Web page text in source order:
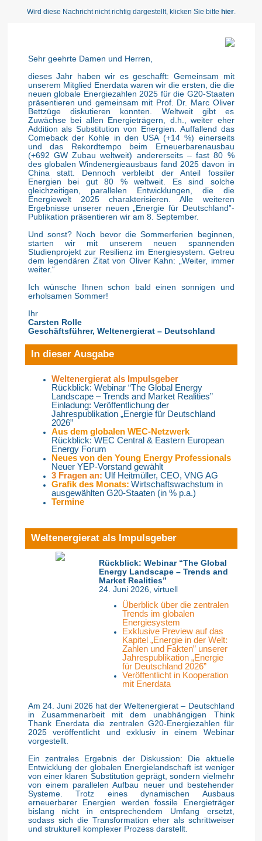
Wird diese Nachricht nicht richtig dargestellt, klicken Sie bitte hier.
Sehr geehrte Damen und Herren,
dieses Jahr haben wir es geschafft: Gemeinsam mit
unserem Mitglied Enerdata waren wir die ersten, die die
neuen globale Energiezahlen 2025 für die G20-Staaten
präsentieren und gemeinsam mit Prof. Dr. Marc Oliver
Bettzüge diskutieren konnten. Weltweit gibt es
Zuwächse bei allen Energieträgern, d.h., weiter eher
Addition als Substitution von Energien. Auffallend das
Comeback der Kohle in den USA (+14 %) einerseits
und das Rekordtempo beim Erneuerbarenausbau
(+692 GW Zubau weltweit) andererseits – fast 80 %
des globalen Windenergieausbaus fand 2025 davon in
China statt. Dennoch verbleibt der Anteil fossiler
Energien bei gut 80 % weltweit. Es sind solche
gleichzeitigen, parallelen Entwicklungen, die die
Energiewelt 2025 charakterisieren. Alle weiteren
Ergebnisse unserer neuen „Energie für Deutschland”-
Publikation präsentieren wir am 8. September.
Und sonst? Noch bevor die Sommerferien beginnen,
starten wir mit unserem neuen spannenden
Studienprojekt zur Resilienz im Energiesystem. Getreu
dem legendären Zitat von Oliver Kahn: „Weiter, immer
weiter.“
Ich wünsche Ihnen schon bald einen sonnigen und
erholsamen Sommer!
Ihr
Carsten Rolle
Geschäftsführer, Weltenergierat – Deutschland
In dieser Ausgabe
Weltenergierat als Impulsgeber
Rückblick: Webinar “The Global Energy
Landscape – Trends and Market Realities”
Einladung: Veröffentlichung der
Jahrespublikation „Energie für Deutschland
2026”
Aus dem globalen WEC-Netzwerk
Rückblick: WEC Central & Eastern European
Energy Forum
Neues von den Young Energy Professionals
Neuer YEP-Vorstand gewählt
3 Fragen an: Ulf Heitmüller, CEO, VNG AG
Grafik des Monats: Wirtschaftswachstum in
ausgewählten G20-Staaten (in % p.a.)
Termine
Weltenergierat als Impulsgeber
Rückblick: Webinar “The Global
Energy Landscape – Trends and
Market Realities”
24. Juni 2026, virtuell
Überblick über die zentralen
Trends im globalen
Energiesystem
Exklusive Preview auf das
Kapitel „Energie in der Welt:
Zahlen und Fakten” unserer
Jahrespublikation „Energie
für Deutschland 2026”
Veröffentlicht in Kooperation
mit Enerdata
Am 24. Juni 2026 hat der Weltenergierat – Deutschland
in Zusammenarbeit mit dem unabhängigen Think
Thank Enerdata die zentralen G20-Energiezahlen für
2025 veröffentlicht und exklusiv in einem Webinar
vorgestellt.
Ein zentrales Ergebnis der Diskussion: Die aktuelle
Entwicklung der globalen Energielandschaft ist weniger
von einer klaren Substitution geprägt, sondern vielmehr
von einem parallelen Aufbau neuer und bestehender
Systeme. Trotz eines dynamischen Ausbaus
erneuerbarer Energien werden fossile Energieträger
bislang nicht in entsprechendem Umfang ersetzt,
sodass sich die Transformation eher als schrittweiser
und strukturell komplexer Prozess darstellt.